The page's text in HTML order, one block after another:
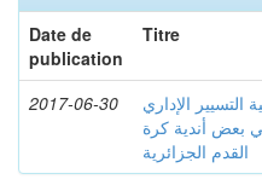
Date de
publication
Titre
2017-06-30
التسيير الإداري
بعض أندية كرة
القدم الجزائرية